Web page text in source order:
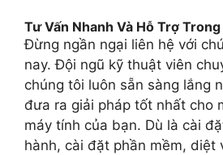
Tư Vấn Nhanh Và Hỗ Trợ
Đừng ngần ngại liên hệ với
nay. Đội ngũ kỹ thuật viên
chúng tôi luôn sẵn sàng lắng
đưa ra giải pháp tốt nhất cho
máy tính của bạn. Dù là cài
hành, cài đặt phần mềm, diệt